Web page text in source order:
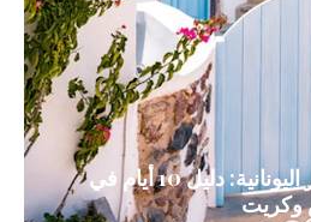
رحلة صيفية إلى الجزر اليونانية: دليل 10 أيام في
وكريت